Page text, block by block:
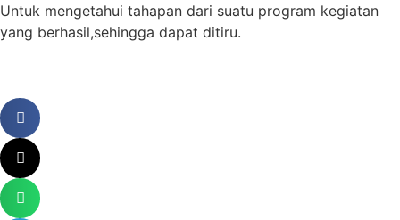
Untuk mengetahui tahapan dari suatu program kegiatan
yang berhasil,sehingga dapat ditiru.